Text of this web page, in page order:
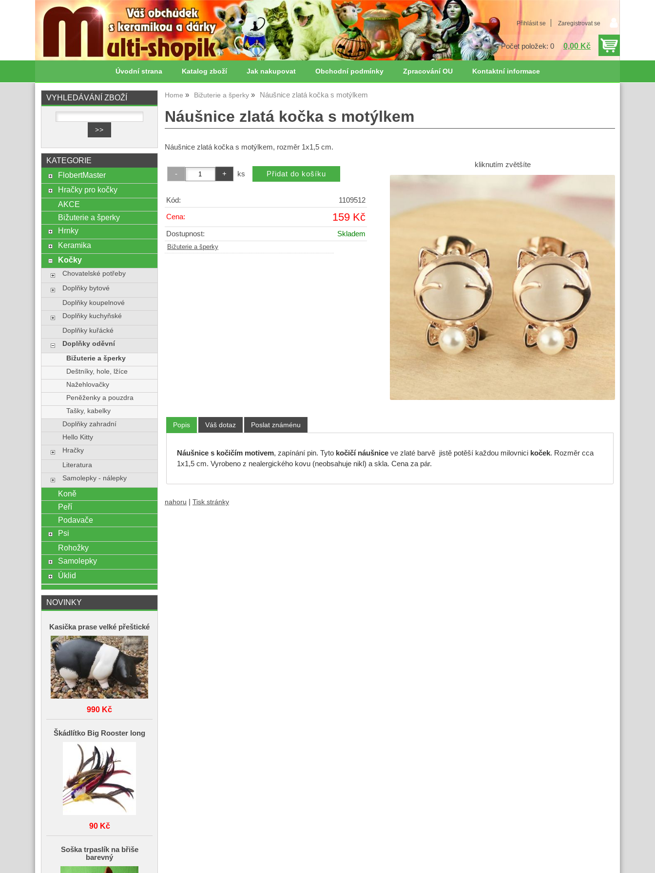
Přihlásit se Zaregistrovat se
Počet položek: 0 0,00 Kč
Úvodní strana Katalog zboží Jak nakupovat Obchodní podmínky Zpracování OU Kontaktní informace
Home Bižuterie a šperky Náušnice zlatá kočka s motýlkem
Náušnice zlatá kočka s motýlkem
Náušnice zlatá kočka s motýlkem, rozměr 1x1,5 cm.
kliknutím zvětšíte
ks
Kód: 1109512
Cena: 159 Kč
Dostupnost: Skladem
Bižuterie a šperky
Popis Váš dotaz Poslat známénu
Náušnice s kočičím motivem, zapínání pin. Tyto kočičí náušnice ve zlaté barvě jistě potěší každou milovnici koček. Rozměr cca
1x1,5 cm. Vyrobeno z nealergického kovu (neobsahuje nikl) a skla. Cena za pár.
nahoru Tisk stránky
VYHLEDÁVÁNÍ ZBOŽÍ
KATEGORIE
FlobertMaster
Hračky pro kočky
AKCE
Bižuterie a šperky
Hrnky
Keramika
Kočky
Chovatelské potřeby
Doplňky bytové
Doplňky koupelnové
Doplňky kuchyňské
Doplňky kuřácké
Doplňky oděvní
Bižuterie a šperky
Deštníky, hole, lžíce
Nažehlovačky
Peněženky a pouzdra
Tašky, kabelky
Doplňky zahradní
Hello Kitty
Hračky
Literatura
Samolepky - nálepky
Koně
Peří
Podavače
Psi
Rohožky
Samolepky
Úklid
NOVINKY
Kasička prase velké přeštické
990 Kč
Škádlítko Big Rooster long
90 Kč
Soška trpaslík na břiše
barevný